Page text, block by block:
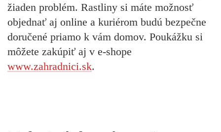
žiaden problém. Rastliny si máte možnosť
objednať aj online a kuriérom budú bezpečne
doručené priamo k vám domov. Poukážku si
môžete zakúpiť aj v e-shope
www.zahradnici.sk.